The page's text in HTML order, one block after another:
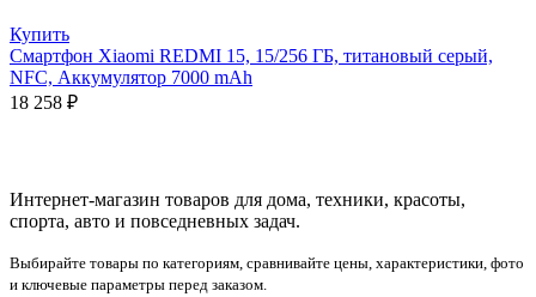
Купить
Смартфон Xiaomi REDMI 15, 15/256 ГБ, титановый серый,
NFC, Аккумулятор 7000 mAh
18 258 ₽
Интернет-магазин товаров для дома, техники, красоты,
спорта, авто и повседневных задач.
Выбирайте товары по категориям, сравнивайте цены, характеристики, фото
и ключевые параметры перед заказом.